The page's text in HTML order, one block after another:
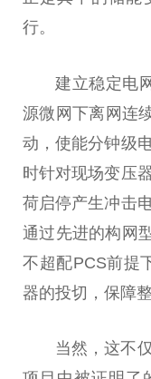
行。
建立稳定电
源微 网下离网连
动，使能分钟级
时针对现场变压
荷启停产生冲击
通过先进的构网
不超配PCS前提
器的投切，保障
当然，这不